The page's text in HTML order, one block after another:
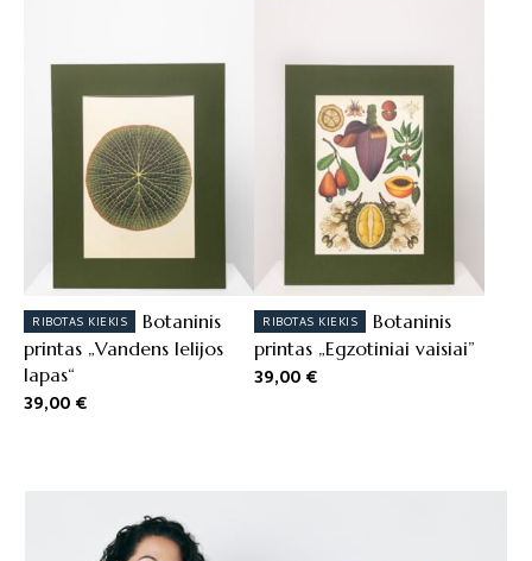
RIBOTAS KIEKIS
Botaninis
printas „Vandens lelijos
lapas“
39,00€
RIBOTAS KIEKIS
Botaninis
printas „Egzotiniai vaisiai”
39,00€